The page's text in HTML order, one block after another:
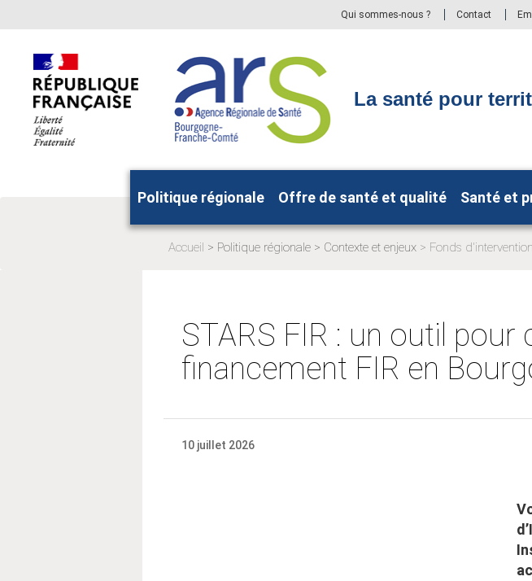
principal,
Qui sommes-nous ? Contact
La santé pour
Politique régionale Offre de santé et qualité Santé et
Accueil
Politique régionale
Contexte et enjeux
Fonds
STARS FIR : un outil
financement FIR en
10 juillet 2026